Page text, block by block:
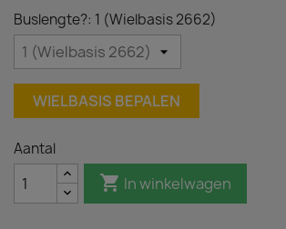
Buslengte?: 1 (Wielbasis 2662)
WIELBASIS BEPALEN
Aantal
 In winkelwagen